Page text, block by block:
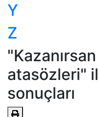
Y
Z
atasözleri"
sonuçları